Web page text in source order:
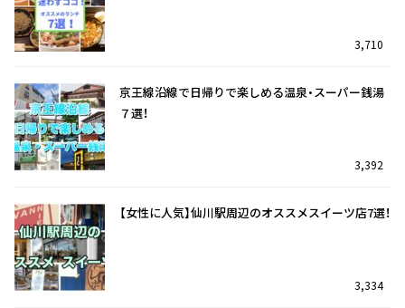
3,710
京王線沿線で日帰りで楽しめる温泉・スーパー銭湯
７選！
3,392
【女性に人気】仙川駅周辺のオススメスイーツ店7選！
3,334